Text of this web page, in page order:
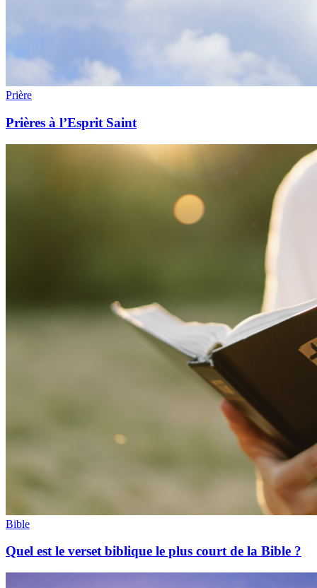
Prière
Prières à l’Esprit Saint
Bible
Quel est le verset biblique le plus court de la Bible ?